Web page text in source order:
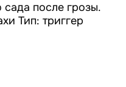
после грозы.
Тип: триггер